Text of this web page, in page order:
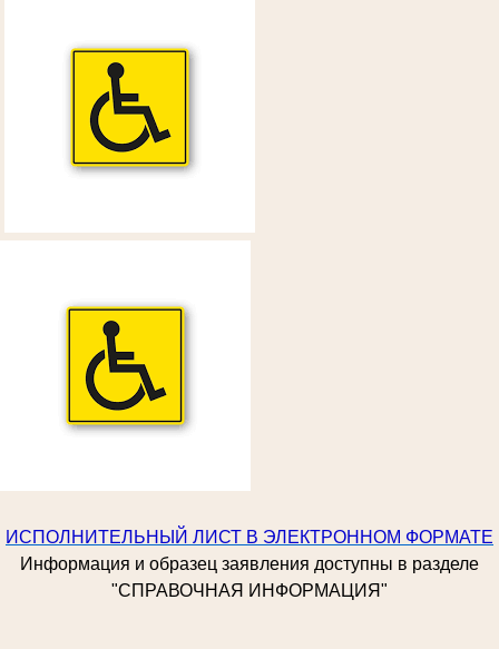
ИСПОЛНИТЕЛЬНЫЙ ЛИСТ В ЭЛЕКТРОННОМ ФОРМАТЕ
Информация и образец заявления доступны в разделе
"СПРАВОЧНАЯ ИНФОРМАЦИЯ"